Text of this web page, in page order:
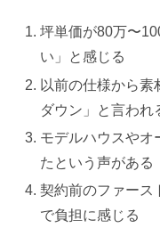
坪単価が80万〜
い」と感じる
以前の仕様から素
ダウン」と言われ
モデルハウスやオ
たという声がある
契約前のファース
で負担に感じる